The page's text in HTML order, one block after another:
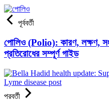
পূর্ববর্তী
পোলিও (Polio): কারণ, লক্ষণ,
প্রতিরোধের সম্পূর্ণ গাইড
পরবর্তী